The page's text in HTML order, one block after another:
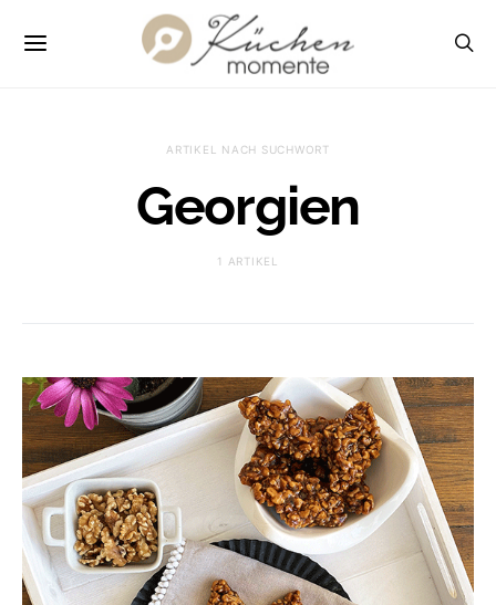
ARTIKEL NACH SUCHWORT
Georgien
1 ARTIKEL